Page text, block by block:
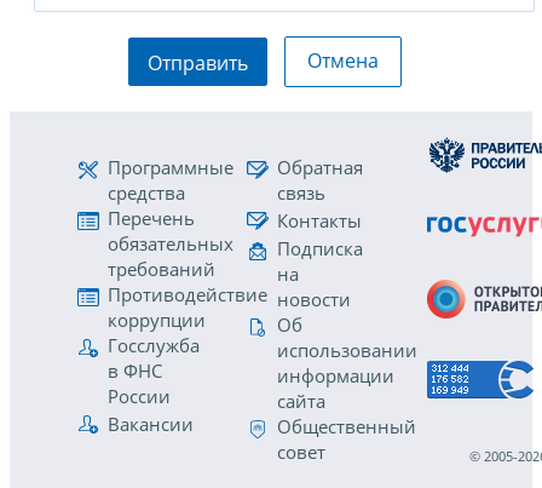
Отправить Отмена
Программные
средства
Перечень
обязательных
требований
Противодействие
коррупции
Госслужба
в ФНС
России
Вакансии
Обратная
связь
Контакты
Подписка
на
новости
Об
использовании
информации
сайта
Общественный
совет
© 2005-